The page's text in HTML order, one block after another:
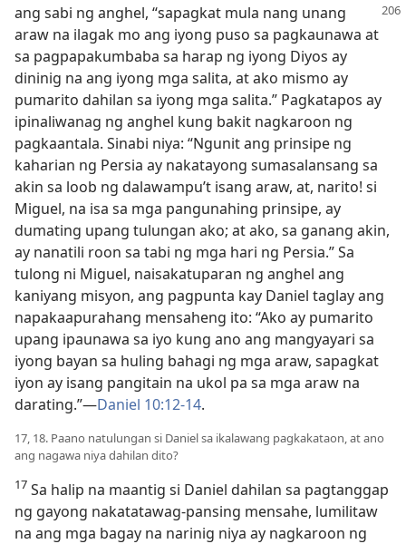
ang sabi ng anghel, “sapagkat mula nang unang
araw na ilagak mo ang iyong puso sa pagkaunawa at
sa pagpapakumbaba sa harap ng iyong Diyos ay
dininig na ang iyong mga salita, at ako mismo ay
pumarito dahilan sa iyong mga salita.” Pagkatapos ay
ipinaliwanag ng anghel kung bakit nagkaroon ng
pagkaantala. Sinabi niya: “Ngunit ang prinsipe ng
kaharian ng Persia ay nakatayong sumasalansang sa
akin sa loob ng dalawampu’t isang araw, at, narito! si
Miguel, na isa sa mga pangunahing prinsipe, ay
dumating upang tulungan ako; at ako, sa ganang akin,
ay nanatili roon sa tabi ng mga hari ng Persia.” Sa
tulong ni Miguel, naisakatuparan ng anghel ang
kaniyang misyon, ang pagpunta kay Daniel taglay ang
napakaapurahang mensaheng ito: “Ako ay pumarito
upang ipaunawa sa iyo kung ano ang mangyayari sa
iyong bayan sa huling bahagi ng mga araw, sapagkat
iyon ay isang pangitain na ukol pa sa mga araw na
darating.”​—Daniel 10:12-14.
17, 18. Paano natulungan si Daniel sa ikalawang pagkakataon, at ano
ang nagawa niya dahilan dito?
17 Sa halip na maantig si Daniel dahilan sa pagtanggap
ng gayong nakatatawag-pansing mensahe, lumilitaw
na ang mga bagay na narinig niya ay nagkaroon ng